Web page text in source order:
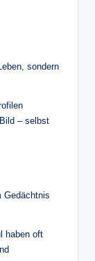
sondern
– selbst
Gedächtnis
haben oft